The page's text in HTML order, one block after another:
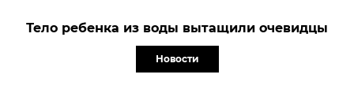
Тело ребенка из воды вытащили очевидцы
Новости